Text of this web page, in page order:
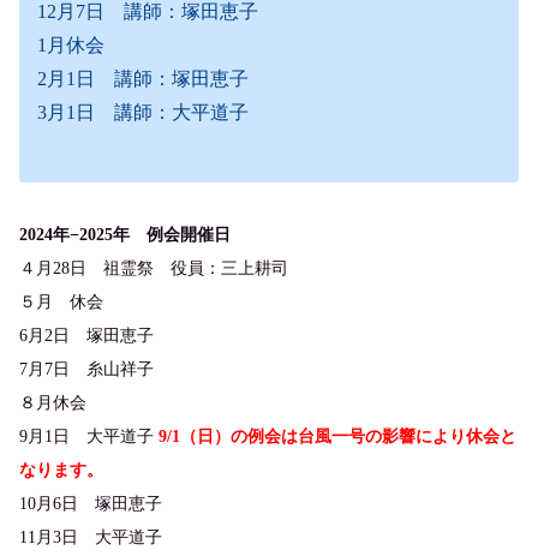
12月7日 講師：塚田恵子
1月休会
2月1日 講師：塚田恵子
3月1日 講師：大平道子
2024年−2025年 例会開催日
４月28日 祖霊祭 役員：三上耕司
５月 休会
6月2日 塚田恵子
7月7日 糸山祥子
８月休会
9月1日 大平道子 9/1（日）の例会は台風一号の影響により休会と
なります。
10月6日 塚田恵子
11月3日 大平道子